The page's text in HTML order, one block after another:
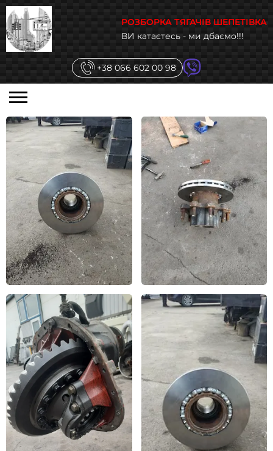
+38 066 602 00 98
РОЗБОРКА ТЯГАЧІВ ШЕПЕТІВКА
ВИ катаєтесь - ми дбаємо!!!